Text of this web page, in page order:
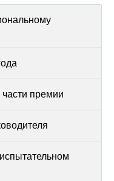
премии